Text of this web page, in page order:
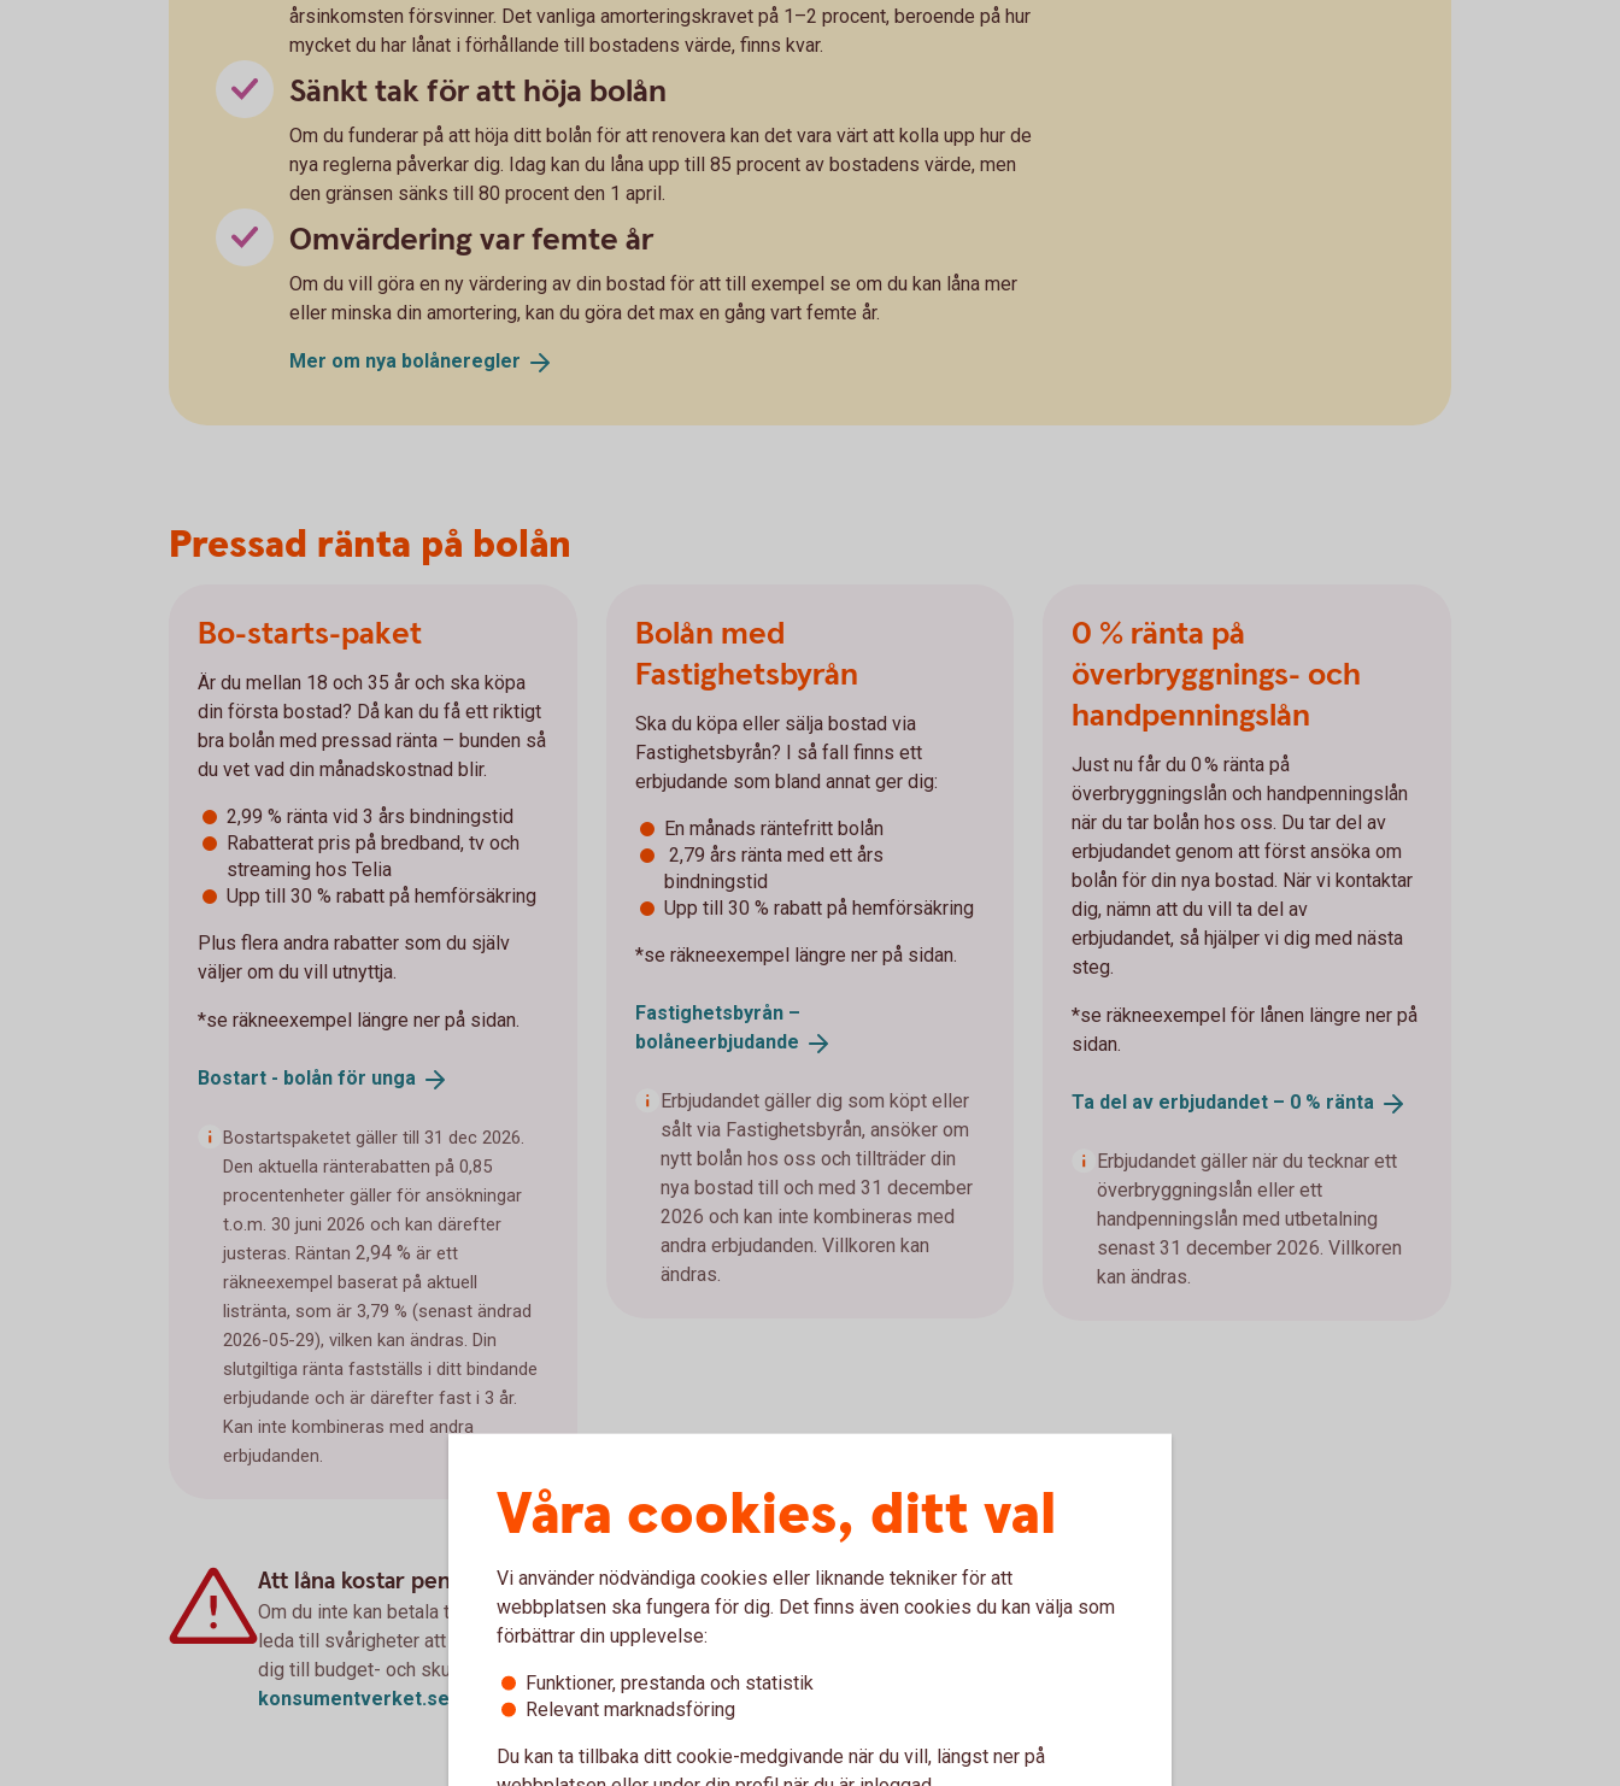
årsinkomsten försvinner. Det vanliga amorteringskravet på 1–2 procent, beroende på hur
mycket du har lånat i förhållande till bostadens värde, finns kvar.
Sänkt tak för att höja bolån
Om du funderar på att höja ditt bolån för att renovera kan det vara värt att kolla upp hur de
nya reglerna påverkar dig. Idag kan du låna upp till 85 procent av bostadens värde, men
den gränsen sänks till 80 procent den 1 april.
Omvärdering var femte år
Om du vill göra en ny värdering av din bostad för att till exempel se om du kan låna mer
eller minska din amortering, kan du göra det max en gång vart femte år.
Mer om nya bolåneregler
Pressad ränta på bolån
Bo-starts-paket
Är du mellan 18 och 35 år och ska köpa
din första bostad? Då kan du få ett riktigt
bra bolån med pressad ränta – bunden så
du vet vad din månadskostnad blir.
2,99 % ränta vid 3 års bindningstid
Rabatterat pris på bredband, tv och
streaming hos Telia
Upp till 30 % rabatt på hemförsäkring
Plus flera andra rabatter som du själv
väljer om du vill utnyttja.
*se räkneexempel längre ner på sidan.
Bostart - bolån för unga
Bostartspaketet gäller till 31 dec 2026.
Den aktuella ränterabatten på 0,85
procentenheter gäller för ansökningar
t.o.m. 30 juni 2026 och kan därefter
justeras. Räntan 2,94 % är ett
räkneexempel baserat på aktuell
listränta, som är 3,79 % (senast ändrad
2026-05-29), vilken kan ändras. Din
slutgiltiga ränta fastställs i ditt bindande
erbjudande och är därefter fast i 3 år.
Kan inte kombineras med andra
erbjudanden.
Bolån med
Fastighetsbyrån
Ska du köpa eller sälja bostad via
Fastighetsbyrån? I så fall finns ett
erbjudande som bland annat ger dig:
En månads räntefritt bolån
2,79 års ränta med ett års
bindningstid
Upp till 30 % rabatt på hemförsäkring
*se räkneexempel längre ner på sidan.
Fastighetsbyrån –
bolåneerbjudande
Erbjudandet gäller dig som köpt eller
sålt via Fastighetsbyrån, ansöker om
nytt bolån hos oss och tillträder din
nya bostad till och med 31 december
2026 och kan inte kombineras med
andra erbjudanden. Villkoren kan
ändras.
0 % ränta på
överbryggnings- och
handpenningslån
Just nu får du 0 % ränta på
överbryggningslån och handpenningslån
när du tar bolån hos oss. Du tar del av
erbjudandet genom att först ansöka om
bolån för din nya bostad. När vi kontaktar
dig, nämn att du vill ta del av
erbjudandet, så hjälper vi dig med nästa
steg.
*se räkneexempel för lånen längre ner på
sidan.
Ta del av erbjudandet – 0 % ränta
Erbjudandet gäller när du tecknar ett
överbryggningslån eller ett
handpenningslån med utbetalning
senast 31 december 2026. Villkoren
kan ändras.
Att låna kostar pengar!
Om du inte kan betala tillbaka skulden i tid riskerar du en betalningsanmärkning. Det kan
leda till svårigheter att få hyra bostad, teckna abonnemang och få nya lån. För stöd, vänd
dig till budget- och skuldrådgivningen i din kommun. Kontaktuppgifter finns på
konsumentverket.se
Våra cookies, ditt val
Vi använder nödvändiga cookies eller liknande tekniker för att
webbplatsen ska fungera för dig. Det finns även cookies du kan välja som
förbättrar din upplevelse:
Funktioner, prestanda och statistik
Relevant marknadsföring
Du kan ta tillbaka ditt cookie-medgivande när du vill, längst ner på